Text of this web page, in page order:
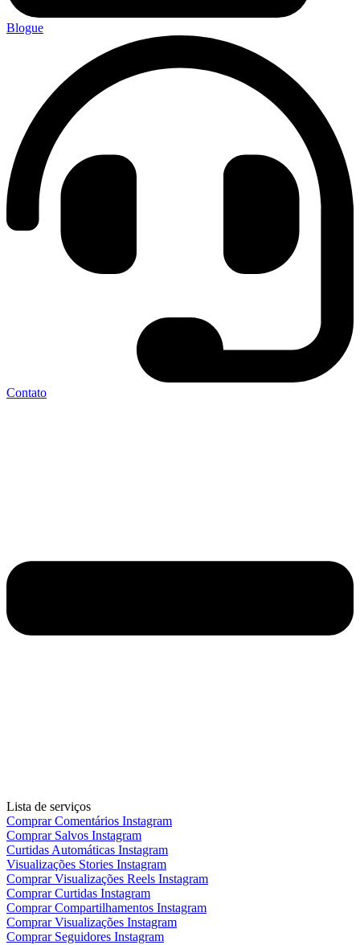
Blogue
Contato
Lista de serviços
Comprar Comentários Instagram
Comprar Salvos Instagram
Curtidas Automáticas Instagram
Visualizações Stories Instagram
Comprar Visualizações Reels Instagram
Comprar Curtidas Instagram
Comprar Compartilhamentos Instagram
Comprar Visualizações Instagram
Comprar Seguidores Instagram